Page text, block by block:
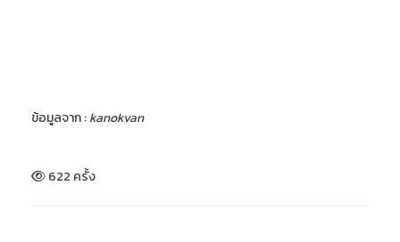
ข้อมูลจาก :kanokvan
622 ครั้ง